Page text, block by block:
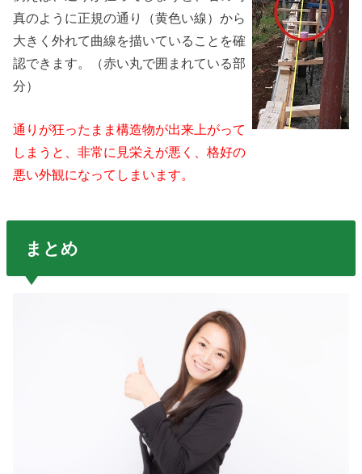
真のように正規の通り（黄色い線）から
大きく外れて曲線を描いていることを確
認できます。（赤い丸で囲まれている部
分）
通りが狂ったまま構造物が出来上がって
しまうと、非常に見栄えが悪く、格好の
悪い外観になってしまいます。
まとめ